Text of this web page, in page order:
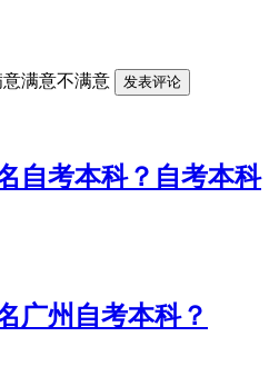
意满意不满意
自考本科？自考本科
广州自考本科？